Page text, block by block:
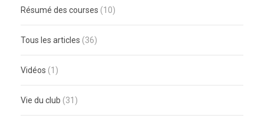
Résumé des courses (10)
Tous les articles (36)
Vidéos (1)
Vie du club (31)